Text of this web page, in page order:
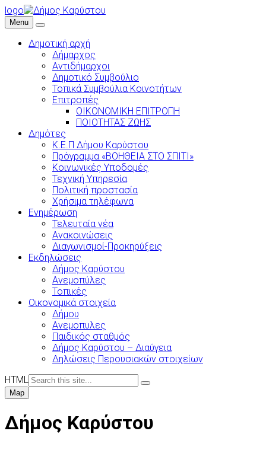
logo
Menu
Δημοτική αρχή
Δήμαρχος
Αντιδήμαρχοι
Δημοτικό Συμβούλιο
Τοπικά Συμβούλια Κοινοτήτων
Επιτροπές
ΟΙΚΟΝΟΜΙΚΗ ΕΠΙΤΡΟΠΗ
ΠΟΙΟΤΗΤΑΣ ΖΩΗΣ
Δημότες
Κ.Ε.Π Δήμου Καρύστου
Πρόγραμμα «ΒΟΗΘΕΙΑ ΣΤΟ ΣΠΙΤΙ»
Κοινωνικές Υποδομές
Τεχνική Υπηρεσία
Πολιτική προστασία
Χρήσιμα τηλέφωνα
Ενημέρωση
Τελευταία νέα
Ανακοινώσεις
Διαγωνισμοί-Προκηρύξεις
Εκδηλώσεις
Δήμος Καρύστου
Ανεμοπύλες
Τοπικές
Οικονομικά στοιχεία
Δήμου
Ανεμοπυλες
Παιδικός σταθμός
Δήμος Καρύστου – Διαύγεια
Δηλώσεις Περουσιακών στοιχείων
HTML
Map
Δήμος Καρύστου